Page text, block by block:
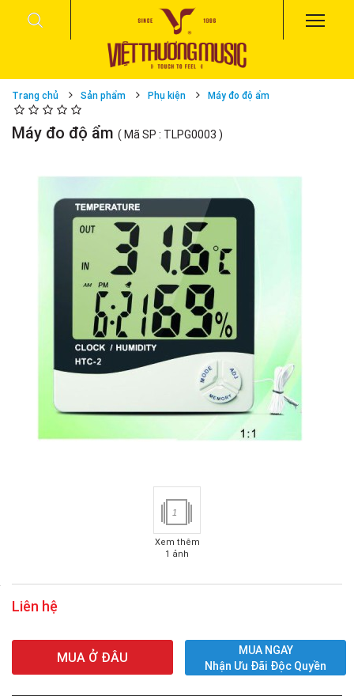
Trang chủ Sản phẩm Phụ kiện Máy đo độ ẩm
Máy đo độ ẩm ( Mã SP : TLPG0003 )
1
Xem thêm
1 ảnh
Liên hệ
MUA Ở ĐÂU
MUA NGAY
Nhận Ưu Đãi Độc Quyền